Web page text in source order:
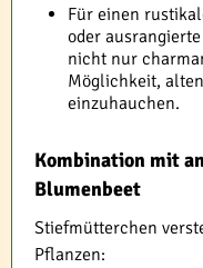
Für einen
oder
nicht nur
Möglichkeit,
einzuhauchen.
Kombination mit
Blumenbeet
Stiefmütterchen
Pflanzen: